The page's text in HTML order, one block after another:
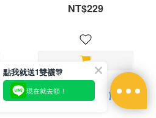
NT$229
點我就送1雙襪🎊
現在就去領！